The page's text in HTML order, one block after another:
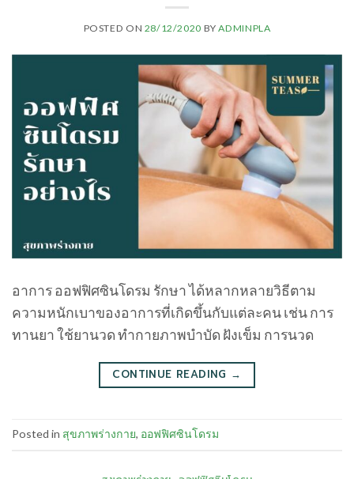
POSTED ON 28/12/2020 BYADMINPLA
อาการ ออฟฟิศซินโดรม รักษา ได้หลากหลายวิธีตาม
ความหนักเบาของอาการที่เกิดขึ้นกับแต่ละคน เช่น การ
ทานยา ใช้ยานวด ทำกายภาพบำบัด ฝังเข็ม การนวด
CONTINUE READING →
Posted in สุขภาพร่างกาย, ออฟฟิศซินโดรม